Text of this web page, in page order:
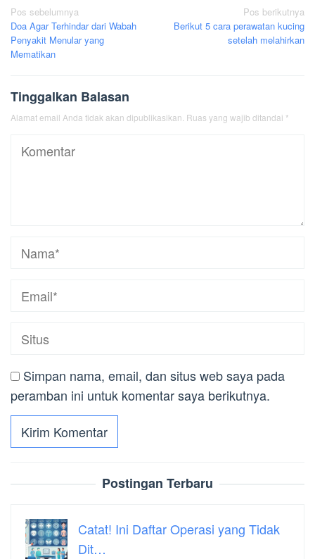
Navigasi
pos
Pos sebelumnya
Doa Agar Terhindar dari Wabah
Penyakit Menular yang
Mematikan
Pos berikutnya
Berikut 5 cara perawatan kucing
setelah melahirkan
Tinggalkan Balasan
Alamat email Anda tidak akan dipublikasikan. Ruas yang wajib ditandai *
Simpan nama, email, dan situs web saya pada
peramban ini untuk komentar saya berikutnya.
Postingan Terbaru
Catat! Ini Daftar Operasi yang Tidak
Dit…